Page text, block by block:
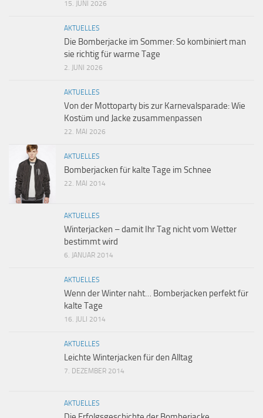
15. JUNI 2026
AKTUELLES
Die Bomberjacke im Sommer: So kombiniert man
sie richtig für warme Tage
2. JUNI 2026
AKTUELLES
Von der Mottoparty bis zur Karnevalsparade: Wie
Kostüm und Jacke zusammenpassen
22. MAI 2026
AKTUELLES
Bomberjacken für kalte Tage im Schnee
22. MAI 2014
AKTUELLES
Winterjacken – damit Ihr Tag nicht vom Wetter
bestimmt wird
6. JANUAR 2014
AKTUELLES
Wenn der Winter naht… Bomberjacken perfekt für
kalte Tage
16. JULI 2014
AKTUELLES
Leichte Winterjacken für den Alltag
7. DEZEMBER 2014
AKTUELLES